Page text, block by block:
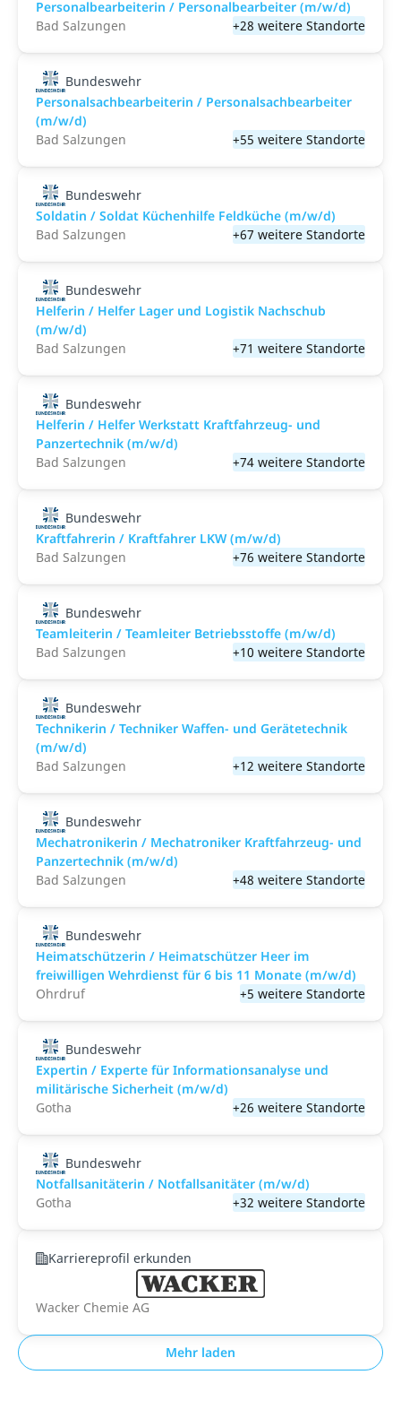
Personalbearbeiterin / Personalbearbeiter (m/w/d)
Bad Salzungen
+28 weitere Standorte
Bundeswehr
Personalsachbearbeiterin / Personalsachbearbeiter
(m/w/d)
Bad Salzungen
+55 weitere Standorte
Bundeswehr
Soldatin / Soldat Küchenhilfe Feldküche (m/w/d)
Bad Salzungen
+67 weitere Standorte
Bundeswehr
Helferin / Helfer Lager und Logistik Nachschub
(m/w/d)
Bad Salzungen
+71 weitere Standorte
Bundeswehr
Helferin / Helfer Werkstatt Kraftfahrzeug- und
Panzertechnik (m/w/d)
Bad Salzungen
+74 weitere Standorte
Bundeswehr
Kraftfahrerin / Kraftfahrer LKW (m/w/d)
Bad Salzungen
+76 weitere Standorte
Bundeswehr
Teamleiterin / Teamleiter Betriebsstoffe (m/w/d)
Bad Salzungen
+10 weitere Standorte
Bundeswehr
Technikerin / Techniker Waffen- und Gerätetechnik
(m/w/d)
Bad Salzungen
+12 weitere Standorte
Bundeswehr
Mechatronikerin / Mechatroniker Kraftfahrzeug- und
Panzertechnik (m/w/d)
Bad Salzungen
+48 weitere Standorte
Bundeswehr
Heimatschützerin / Heimatschützer Heer im
freiwilligen Wehrdienst für 6 bis 11 Monate (m/w/d)
Ohrdruf
+5 weitere Standorte
Bundeswehr
Expertin / Experte für Informationsanalyse und
militärische Sicherheit (m/w/d)
Gotha
+26 weitere Standorte
Bundeswehr
Notfallsanitäterin / Notfallsanitäter (m/w/d)
Gotha
+32 weitere Standorte
Karriereprofil erkunden
Wacker Chemie AG
Mehr laden